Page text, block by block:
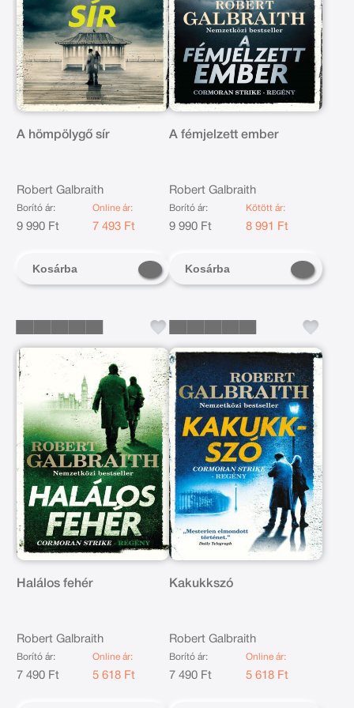
A hömpölygő sír
Robert Galbraith
Borító ár:
9 990 Ft
Online ár:
7 493 Ft
Kosárba
A fémjelzett ember
Robert Galbraith
Borító ár:
9 990 Ft
Kötött ár:
8 991 Ft
Kosárba
Halálos fehér
Robert Galbraith
Borító ár:
7 490 Ft
Online ár:
5 618 Ft
Kakukkszó
Robert Galbraith
Borító ár:
7 490 Ft
Online ár:
5 618 Ft